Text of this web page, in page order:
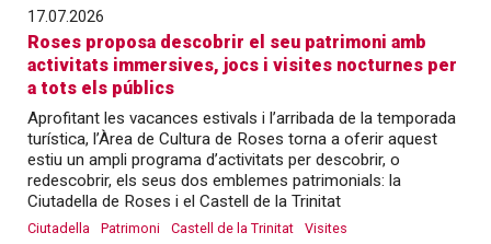
17.07.2026
Roses proposa descobrir el seu patrimoni amb
activitats immersives, jocs i visites nocturnes per
a tots els públics
Aprofitant les vacances estivals i l’arribada de la temporada
turística, l’Àrea de Cultura de Roses torna a oferir aquest
estiu un ampli programa d’activitats per descobrir, o
redescobrir, els seus dos emblemes patrimonials: la
Ciutadella de Roses i el Castell de la Trinitat
Ciutadella Patrimoni Castell de la Trinitat Visites